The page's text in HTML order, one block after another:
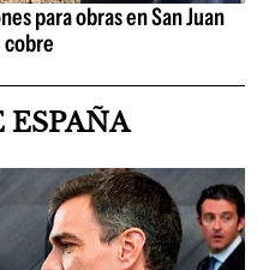
para obras en San Juan
cobre